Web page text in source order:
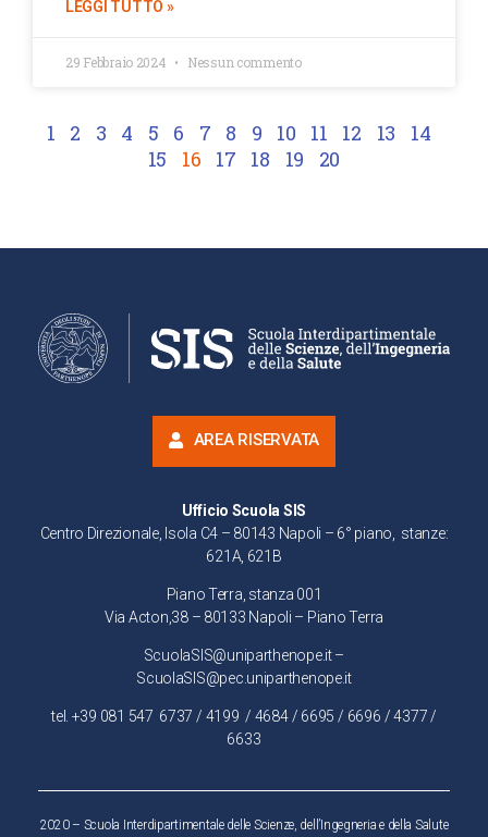
LEGGI TUTTO »
29 Febbraio 2024 Nessun commento
1 2 3 4 5 6 7 8 9 10 11 12 13
14
15
16 17 18 19 20
AREA RISERVATA
Ufficio Scuola SIS
Centro Direzionale, Isola C4 – 80143 Napoli – 6° piano, stanze:
621A, 621B
Piano Terra, stanza 001
Via Acton,38 – 80133 Napoli – Piano Terra
ScuolaSIS@uniparthenope.it –
ScuolaSIS@pec.uniparthenope.it
tel. +39 081 547 6737 / 4199 / 4684 / 6695 / 6696 / 4377 /
6633
2020 – Scuola Interdipartimentale delle Scienze, dell’Ingegneria e della Salute